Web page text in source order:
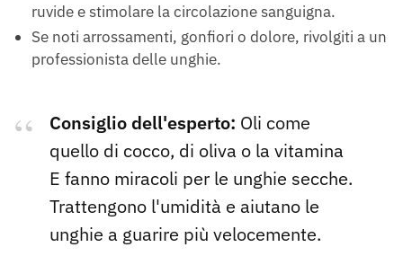
ruvide e stimolare la circolazione sanguigna.
Se noti arrossamenti, gonfiori o dolore, rivolgiti a un
professionista delle unghie.
Consiglio dell'esperto: Oli come
quello di cocco, di oliva o la vitamina
E fanno miracoli per le unghie secche.
Trattengono l'umidità e aiutano le
unghie a guarire più velocemente.